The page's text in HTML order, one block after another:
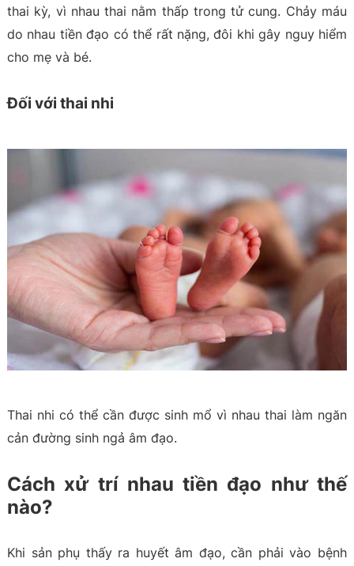
thai kỳ, vì nhau thai nằm thấp trong tử cung. Chảy máu
do nhau tiền đạo có thể rất nặng, đôi khi gây nguy hiểm
cho mẹ và bé.
Đối với thai nhi
Thai nhi có thể cần được sinh mổ vì nhau thai làm ngăn
cản đường sinh ngả âm đạo.
Cách xử trí nhau tiền đạo như thế
nào?
Khi sản phụ thấy ra huyết âm đạo, cần phải vào bệnh